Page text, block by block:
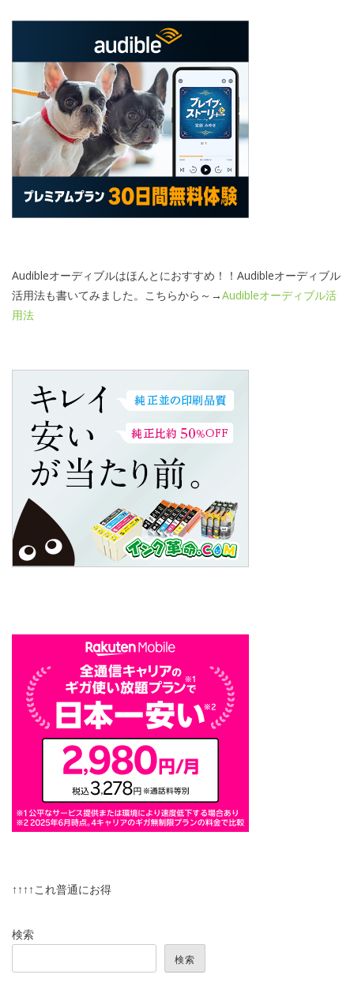
Audibleオーディブルはほんとにおすすめ！！Audibleオーディブル
活用法も書いてみました。こちらから～→Audibleオーディブル活
用法
↑↑↑↑これ普通にお得
検索
検索